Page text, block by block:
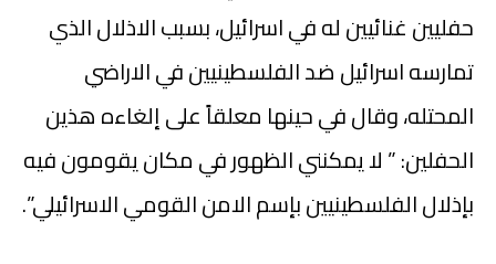
حفليين غنائيين له في اسرائيل، بسبب الاذلال الذي
تمارسه اسرائيل ضد الفلسطينيين في الاراضي
المحتله، وقال في حينها معلقاً على إلغاءه هذين
الحفلين: ” لا يمكنني الظهور في مكان يقومون فيه
بإذلال الفلسطينيين بإسم الامن القومي الاسرائيلي”.